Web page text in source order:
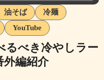
油そば
冷麺
YouTube
るべき冷やしラー
外編紹介